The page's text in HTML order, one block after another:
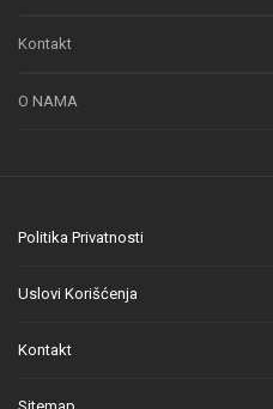
Kontakt
O NAMA
Politika Privatnosti
Uslovi Korišćenja
Kontakt